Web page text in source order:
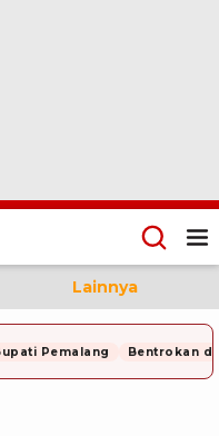
Lainnya
Pemalang Bentrokan di